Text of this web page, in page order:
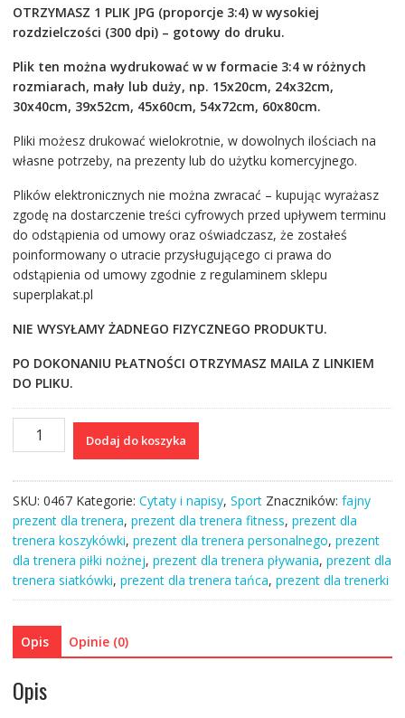
OTRZYMASZ 1 PLIK JPG (proporcje 3:4) w wysokiej
rozdzielczości (300 dpi) – gotowy do druku.
Plik ten można wydrukować w w formacie 3:4 w różnych
rozmiarach, mały lub duży, np. 15x20cm, 24x32cm,
30x40cm, 39x52cm, 45x60cm, 54x72cm, 60x80cm.
Pliki możesz drukować wielokrotnie, w dowolnych ilościach na
własne potrzeby, na prezenty lub do użytku komercyjnego.
Plików elektronicznych nie można zwracać – kupując wyrażasz
zgodę na dostarczenie treści cyfrowych przed upływem terminu
do odstąpienia od umowy oraz oświadczasz, że zostałeś
poinformowany o utracie przysługującego ci prawa do
odstąpienia od umowy zgodnie z regulaminem sklepu
superplakat.pl
NIE WYSYŁAMY ŻADNEGO FIZYCZNEGO PRODUKTU.
PO DOKONANIU PŁATNOŚCI OTRZYMASZ MAILA Z LINKIEM
DO PLIKU.
Dobry
trener
cytaty
-
plakat
pomysł
na
prezent
dla
trenera
Dodaj do koszyka
SKU: 0467 Kategorie: Cytaty i napisy, Sport Znaczników: fajny
prezent dla trenera, prezent dla trenera fitness, prezent dla
trenera koszykówki, prezent dla trenera personalnego, prezent
dla trenera piłki nożnej, prezent dla trenera pływania, prezent dla
trenera siatkówki, prezent dla trenera tańca, prezent dla trenerki
Opis Opinie (0)
Opis